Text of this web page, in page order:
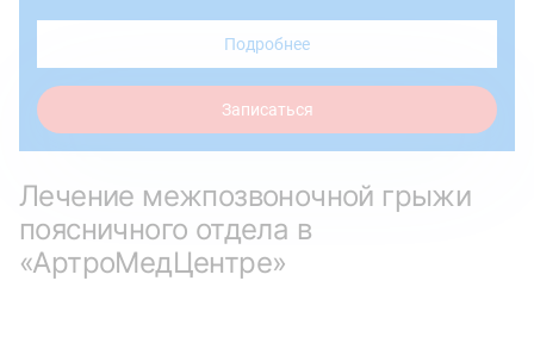
Подробнее
Записаться
Лечение межпозвоночной грыжи
поясничного отдела в
«АртроМедЦентре»